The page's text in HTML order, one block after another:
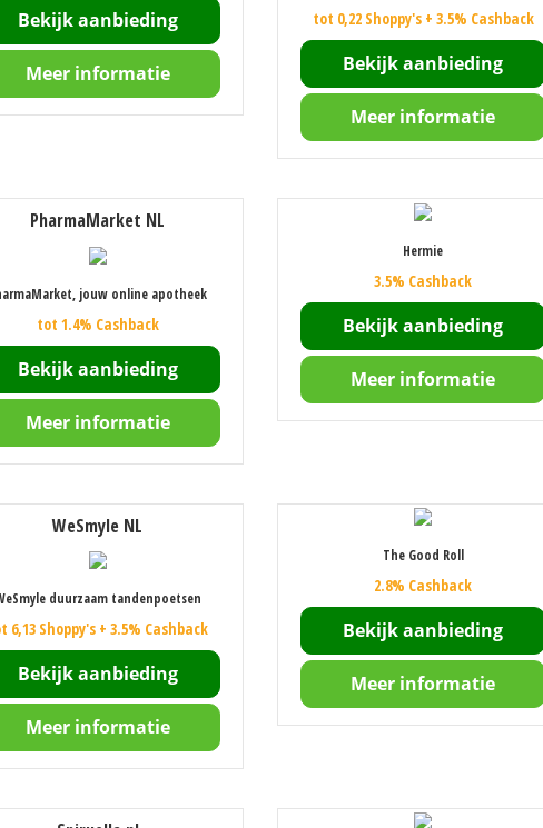
Bekijk aanbieding
Meer informatie
tot 0,22 Shoppy's + 3.5% Cashback
Bekijk aanbieding
Meer informatie
PharmaMarket NL
jouw online apotheek
tot 1.4% Cashback
Bekijk aanbieding
Meer informatie
Hermie
3.5% Cashback
Bekijk aanbieding
Meer informatie
WeSmyle NL
duurzaam tandenpoetsen
6,13 Shoppy's + 3.5% Cashback
Bekijk aanbieding
Meer informatie
The Good Roll
2.8% Cashback
Bekijk aanbieding
Meer informatie